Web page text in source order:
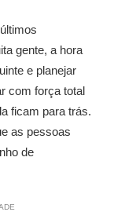
gente, a hora
e planejar
com força total
ficam para trás.
as pessoas
de